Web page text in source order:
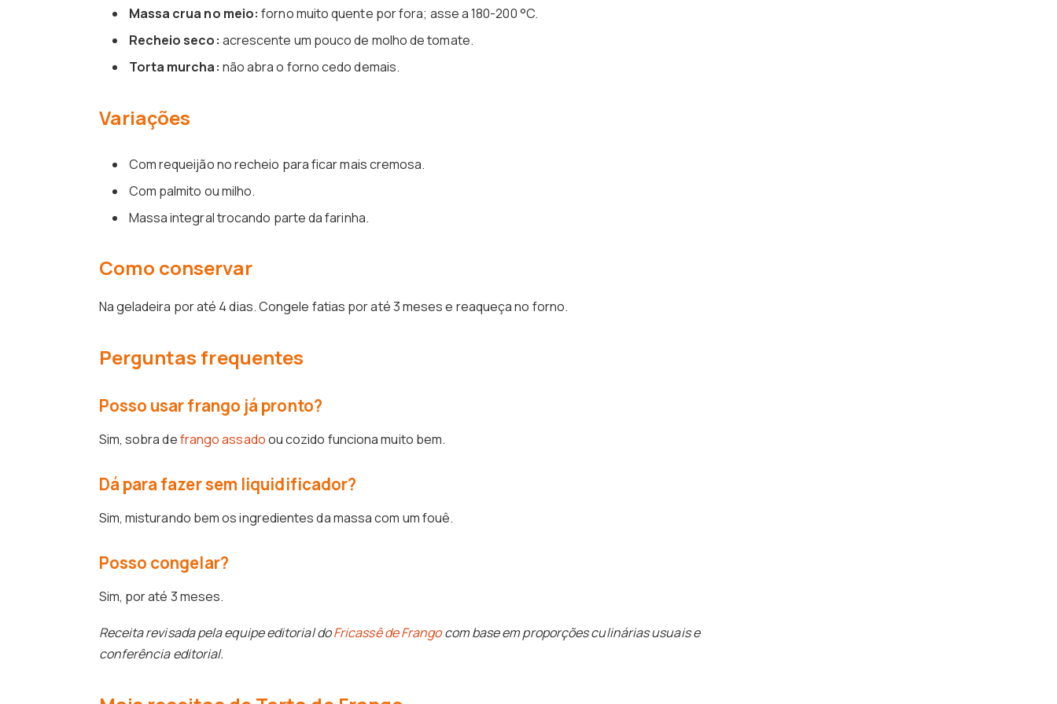
Massa crua no meio: forno muito quente por fora; asse a 180-200 °C.
Recheio seco: acrescente um pouco de molho de tomate.
Torta murcha: não abra o forno cedo demais.
Variações
Com requeijão no recheio para ficar mais cremosa.
Com palmito ou milho.
Massa integral trocando parte da farinha.
Como conservar
Na geladeira por até 4 dias. Congele fatias por até 3 meses e reaqueça no forno.
Perguntas frequentes
Posso usar frango já pronto?
Sim, sobra defrango assadoou cozido funciona muito bem.
Dá para fazer sem liquidificador?
Sim, misturando bem os ingredientes da massa com um fouê.
Posso congelar?
Sim, por até 3 meses.
Receita revisada pela equipe editorial doFricassê de Frangocom base em proporções culinárias usuais e
conferência editorial.